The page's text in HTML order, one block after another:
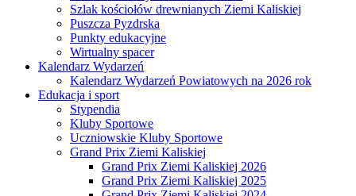
Szlak kościołów drewnianych Ziemi Kaliskiej
Puszcza Pyzdrska
Punkty edukacyjne
Wirtualny spacer
Kalendarz Wydarzeń
Kalendarz Wydarzeń Powiatowych na 2026 rok
Edukacja i sport
Stypendia
Kluby Sportowe
Uczniowskie Kluby Sportowe
Grand Prix Ziemi Kaliskiej
Grand Prix Ziemi Kaliskiej 2026
Grand Prix Ziemi Kaliskiej 2025